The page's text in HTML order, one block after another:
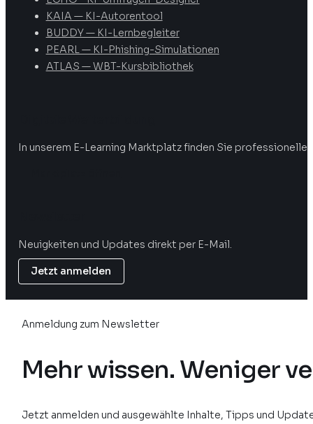
KAIA — KI-Autorentool
BUDDY — KI-Lernbegleiter
PEARL — KI-Phishing-Simulationen
ATLAS — WBT-Kursbibliothek
In unserem E-Learning Marktplatz finden Sie professionelle
Neuigkeiten und Updates direkt per E-Mail.
Jetzt anmelden
Anmeldung zum Newsletter
Mehr wissen. Weniger
Jetzt anmelden und ausgewählte Inhalte, Tipps und